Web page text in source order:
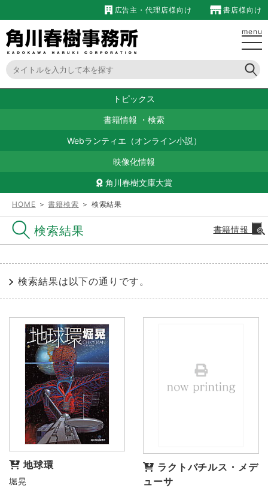
広告主・代理店様向け 書店様向け
menu
トピックス
書籍情報 ・ 検索
Webランティエ（オンライン小説）
映像化情報
角川春樹文庫大賞
HOME ＞書籍検索 ＞ 検索結果
検索結果 書籍情報
検索結果は以下の通りです。
地球環
堀晃
ラクトバチルス・メデ
ューサ